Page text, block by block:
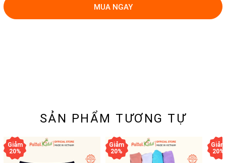
MUA NGAY
SẢN PHẨM TƯƠNG TỰ